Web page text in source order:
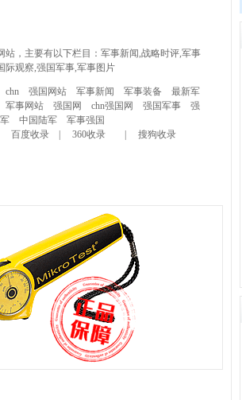
站，主要有以下栏目：军事新闻,战略时评,军事
际观察,强国军事,军事图片
chn 强国网站 军事新闻 军事装备
最新军
军事网站 强国网 chn强国网 强国军事
强
中国陆军
军事强国
百度收录 360收录 搜狗收录